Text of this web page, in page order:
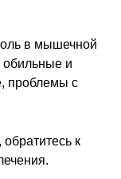
в мышечной
обильные и
проблемы с
к